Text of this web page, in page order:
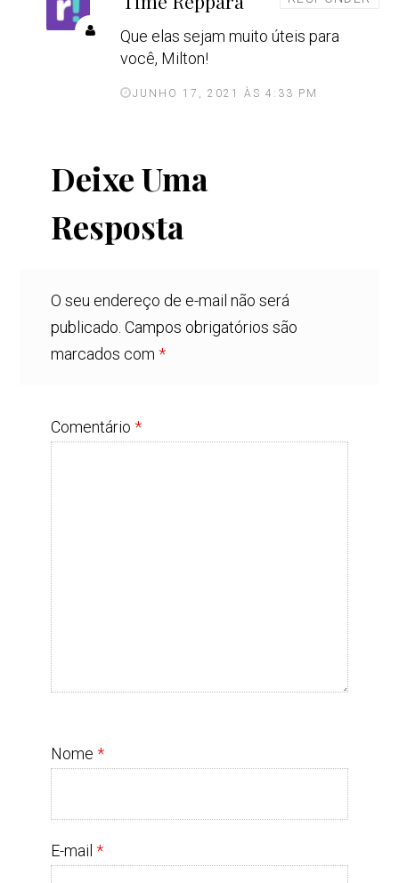
s
e
JUNHO 17, 2021 ÀS 4:33 PM
Que elas sejam muito úteis para
você, Milton!
Deixe Uma
Resposta
O seu endereço de e-mail não será
publicado. Campos obrigatórios são
marcados com*
Comentário*
Nome*
E-mail*